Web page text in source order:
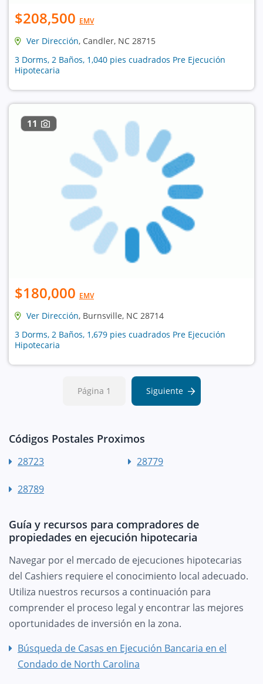
$208,500 EMV
Ver Dirección, Candler, NC 28715
3 Dorms, 2 Baños, 1,040 pies cuadrados Pre Ejecución
Hipotecaria
11
$180,000 EMV
Ver Dirección, Burnsville, NC 28714
3 Dorms, 2 Baños, 1,679 pies cuadrados Pre Ejecución
Hipotecaria
Página 1 Siguiente
Códigos Postales Proximos
28723 28779
28789
Guía y recursos para compradores de
propiedades en ejecución hipotecaria
Navegar por el mercado de ejecuciones hipotecarias
del Cashiers requiere el conocimiento local adecuado.
Utiliza nuestros recursos a continuación para
comprender el proceso legal y encontrar las mejores
oportunidades de inversión en la zona.
Búsqueda de Casas en Ejecución Bancaria en el
Condado de North Carolina